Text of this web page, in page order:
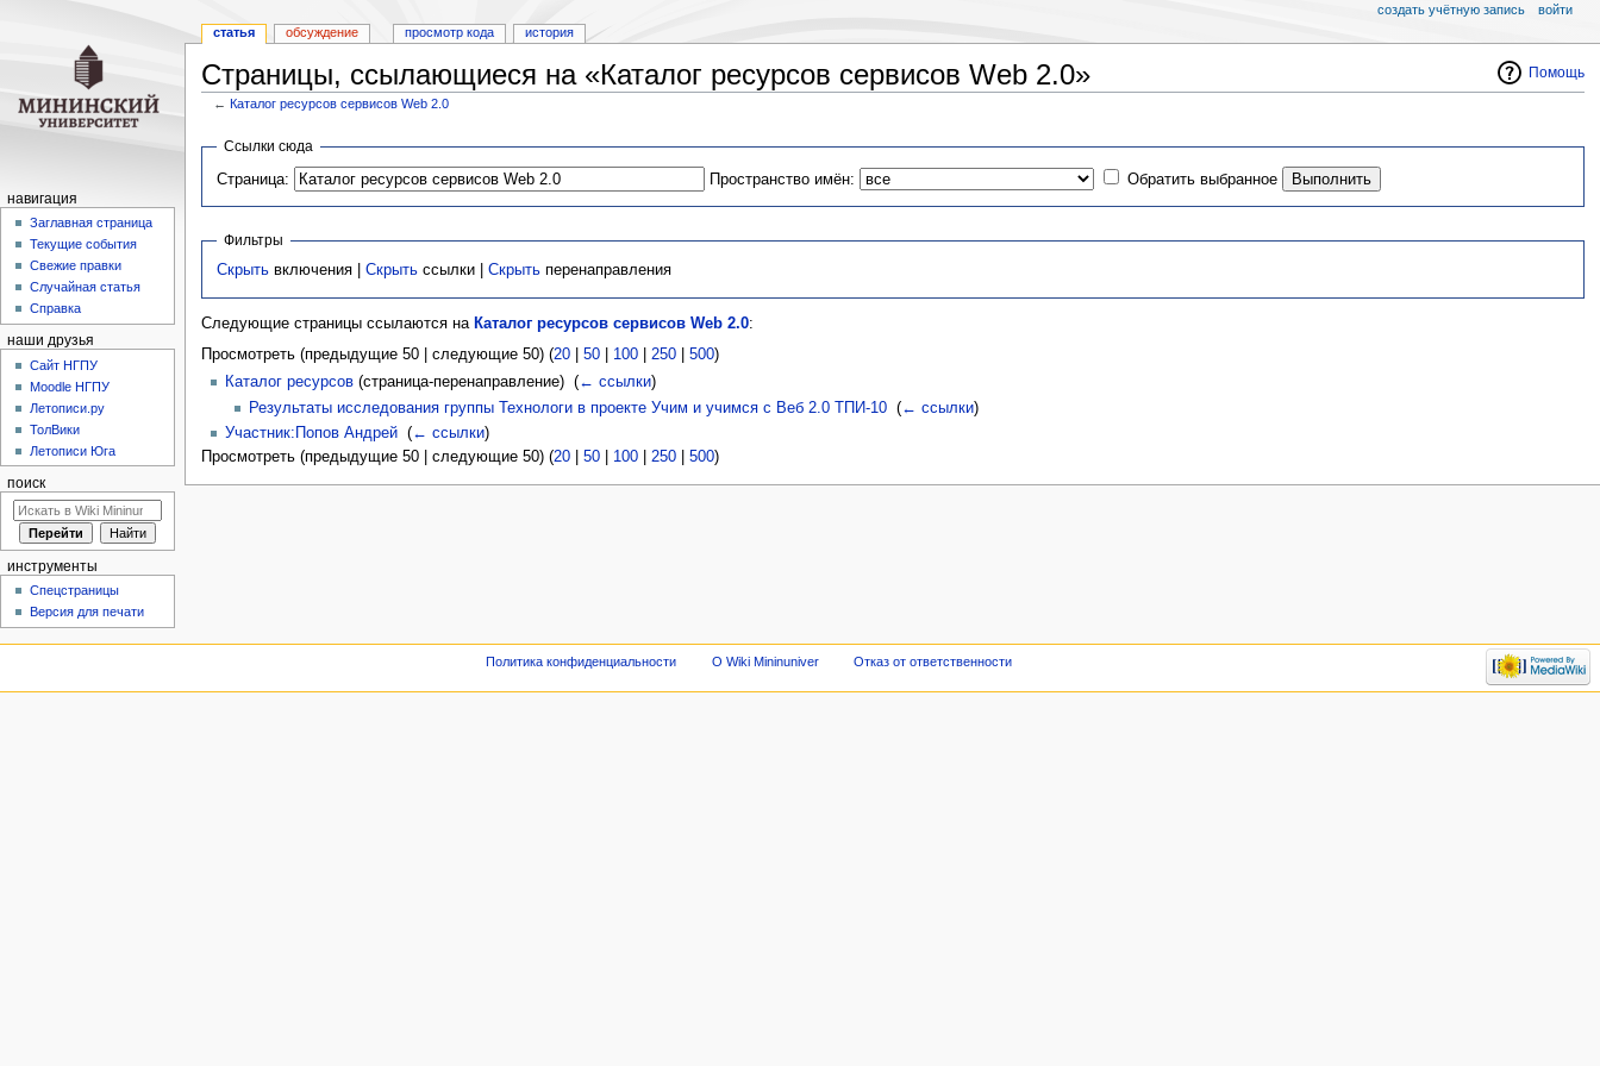
Помощь
Страницы, ссылающиеся на «Каталог ресурсов сервисов Web 2.0»
←Каталог ресурсов сервисов Web 2.0
Перейти
навигации
Перейти
поиску
Ссылки сюда
Страница: Пространство имён: Обратить выбранное
Фильтры
Скрыть включения |Скрыть ссылки |Скрыть перенаправления
Следующие страницы ссылаются на Каталог ресурсов сервисов Web 2.0:
Просмотреть (предыдущие 50 | следующие 50) (20| 50| 100| 250| 500)
Каталог ресурсов(страница-перенаправление) ‎ (← ссылки)
Результаты исследования группы Технологи в проекте Учим и учимся с Веб 2.0 ТПИ-10 ‎(← ссылки)
Участник:Попов Андрей‎ (← ссылки)
Просмотреть (предыдущие 50 | следующие 50) (20| 50| 100| 250| 500)
статья обсуждение просмотр кода история
создать учётную запись войти
навигация
Заглавная страница
Текущие события
Свежие правки
Случайная статья
Справка
наши друзья
Cайт НГПУ
Moodle НГПУ
Летописи.ру
ТолВики
Летописи Юга
поиск
инструменты
Спецстраницы
Версия для печати
Политика конфиденциальности О Wiki Mininuniver Отказ от ответственности